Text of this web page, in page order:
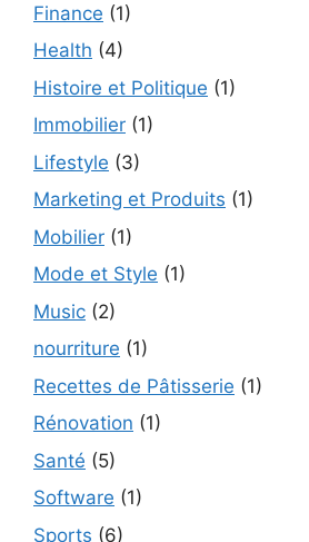
Finance (1)
Health (4)
Histoire et Politique (1)
Immobilier (1)
Lifestyle (3)
Marketing et Produits (1)
Mobilier (1)
Mode et Style (1)
Music (2)
nourriture (1)
Recettes de Pâtisserie (1)
Rénovation (1)
Santé (5)
Software (1)
Sports (6)